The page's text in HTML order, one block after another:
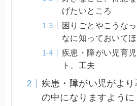
げたいところ
困りごとやこうな
なに知っておいて
疾患・障がい児育
ト、工夫
疾患・障がい児がよ
の中になりますように